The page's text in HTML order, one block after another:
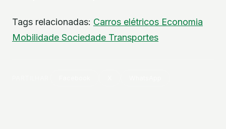
Tags relacionadas: Carros elétricos Economia
Mobilidade Sociedade Transportes